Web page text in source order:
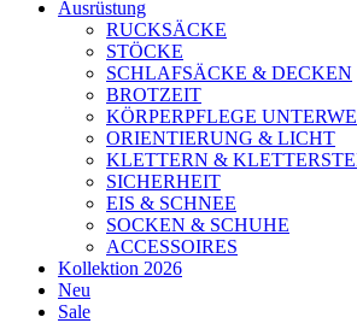
Ausrüstung
RUCKSÄCKE
STÖCKE
SCHLAFSÄCKE & DECKEN
BROTZEIT
KÖRPERPFLEGE
ORIENTIERUNG & LICHT
KLETTERN &
SICHERHEIT
EIS & SCHNEE
SOCKEN & SCHUHE
ACCESSOIRES
Kollektion 2026
Neu
Sale